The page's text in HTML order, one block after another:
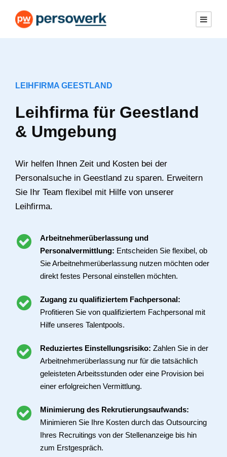
LEIHFIRMA GEESTLAND
Leihfirma für Geestland
& Umgebung
Wir helfen Ihnen Zeit und Kosten bei der
Personalsuche in Geestland zu sparen. Erweitern
Sie Ihr Team flexibel mit Hilfe von unserer
Leihfirma.
Arbeitnehmerüberlassung und
Personalvermittlung: Entscheiden Sie flexibel, ob
Sie Arbeitnehmerüberlassung nutzen möchten oder
direkt festes Personal einstellen möchten.
Zugang zu qualifiziertem Fachpersonal:
Profitieren Sie von qualifiziertem Fachpersonal mit
Hilfe unseres Talentpools.
Reduziertes Einstellungsrisiko: Zahlen Sie in der
Arbeitnehmerüberlassung nur für die tatsächlich
geleisteten Arbeitsstunden oder eine Provision bei
einer erfolgreichen Vermittlung.
Minimierung des Rekrutierungsaufwands:
Minimieren Sie Ihre Kosten durch das Outsourcing
Ihres Recruitings von der Stellenanzeige bis hin
zum Erstgespräch.